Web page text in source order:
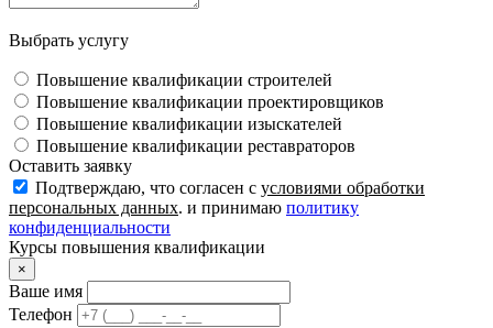
Выбрать услугу
Повышение квалификации строителей
Повышение квалификации проектировщиков
Повышение квалификации изыскателей
Повышение квалификации реставраторов
Оставить заявку
Подтверждаю, что согласен с условиями обработки
персональных данных. и принимаю политику
конфиденциальности
Курсы повышения квалификации
×
Ваше имя
Телефон